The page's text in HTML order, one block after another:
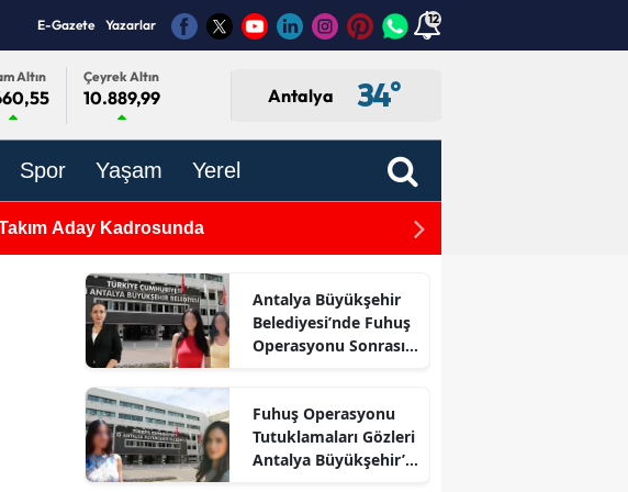
E-Gazete Yazarlar 12
Altın Çeyrek Altın
10.889,99 Antalya 34°
Spor Yaşam Yerel
Aday Kadrosunda Antalya Havalimanı 7
Antalya Büyükşehir
Belediyesi’nde Fuhuş
Operasyonu Sonrası
Fuhuş Operasyonu
Tutuklamaları Gözleri
Antalya Büyükşehir’e